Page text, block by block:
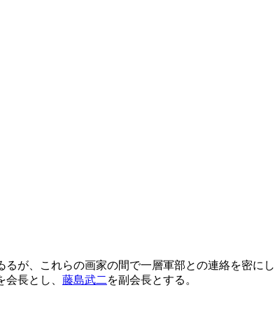
が、これらの画家の間で一層軍部との連絡を密に
長とし、 藤島武二 を副会長とする。